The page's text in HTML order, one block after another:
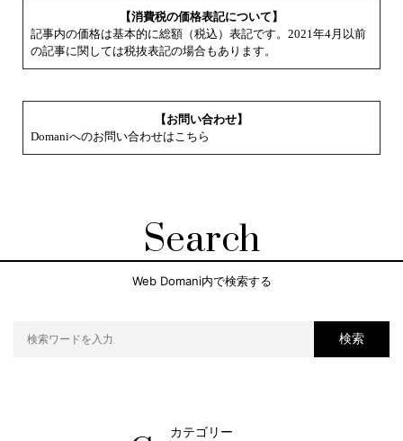
【消費税の価格表記について】
記事内の価格は基本的に総額（税込）表記です。2021年4月以前
の記事に関しては税抜表記の場合もあります。
【お問い合わせ】
Domaniへのお問い合わせはこちら
Search
Web Domani内で検索する
検索
カテゴリー